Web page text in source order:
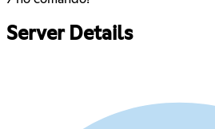
Server Details